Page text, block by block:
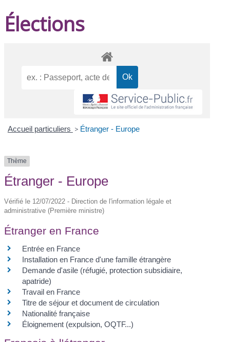
Élections
Accueil particuliers > Étranger - Europe
Thème
Étranger - Europe
Vérifié le 12/07/2022 - Direction de l'information légale et
administrative (Première ministre)
Étranger en France
Entrée en France
Installation en France d'une famille étrangère
Demande d'asile (réfugié, protection subsidiaire,
apatride)
Travail en France
Titre de séjour et document de circulation
Nationalité française
Éloignement (expulsion, OQTF...)